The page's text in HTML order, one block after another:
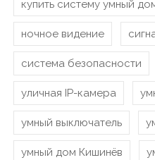
купить систему умный
ночное видение
система безопасности
уличная IP-камера
умный выключатель
умный дом Кишинёв